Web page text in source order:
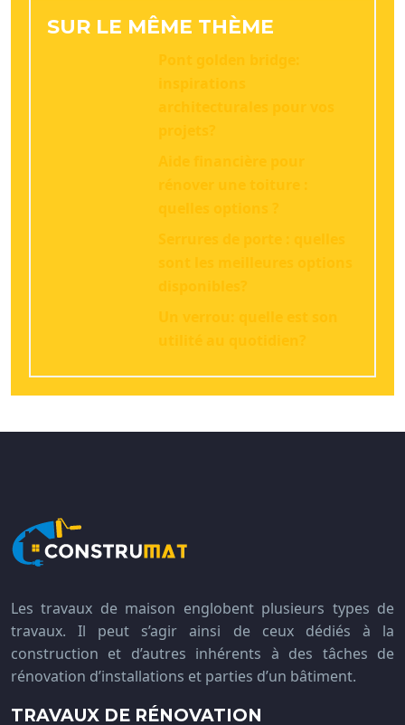
SUR LE MÊME THÈME
Pont golden bridge:
inspirations
architecturales pour vos
projets?
Aide financière pour
rénover une toiture :
quelles options ?
Serrures de porte : quelles
sont les meilleures options
disponibles?
Un verrou: quelle est son
utilité au quotidien?
Les travaux de maison englobent plusieurs types de
travaux. Il peut s’agir ainsi de ceux dédiés à la
construction et d’autres inhérents à des tâches de
rénovation d’installations et parties d’un bâtiment.
TRAVAUX DE RÉNOVATION